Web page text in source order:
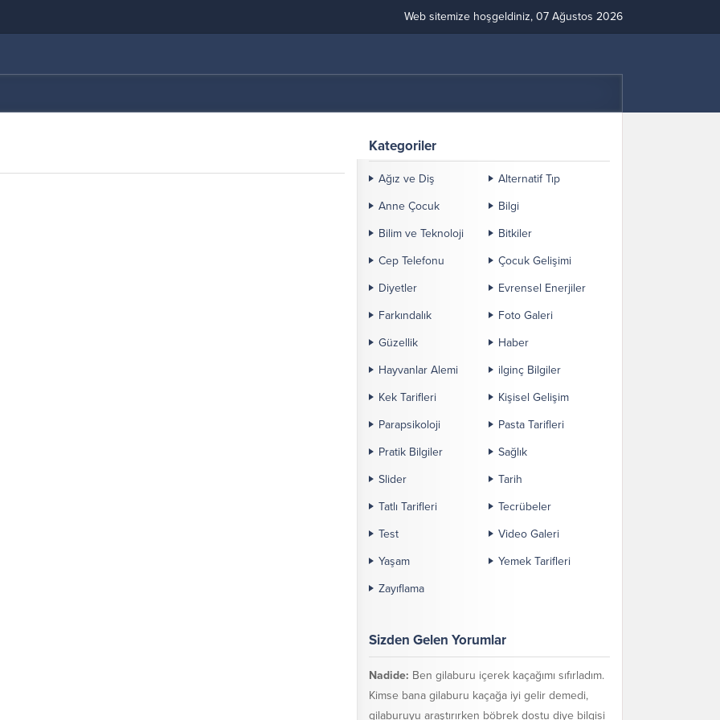
Web sitemize hoşgeldiniz, 07 Ağustos 2026
Kategoriler
Ağız ve Diş
Alternatif Tıp
Anne Çocuk
Bilgi
Bilim ve Teknoloji
Bitkiler
Cep Telefonu
Çocuk Gelişimi
Diyetler
Evrensel Enerjiler
Farkındalık
Foto Galeri
Güzellik
Haber
Hayvanlar Alemi
ilginç Bilgiler
Kek Tarifleri
Kişisel Gelişim
Parapsikoloji
Pasta Tarifleri
Pratik Bilgiler
Sağlık
Slider
Tarih
Tatlı Tarifleri
Tecrübeler
Test
Video Galeri
Yaşam
Yemek Tarifleri
Zayıflama
Sizden Gelen Yorumlar
Nadide: Ben gilaburu içerek kaçağımı sıfırladım.
Kimse bana gilaburu kaçağa iyi gelir demedi,
gilaburuyu araştırırken böbrek dostu diye bilgisi